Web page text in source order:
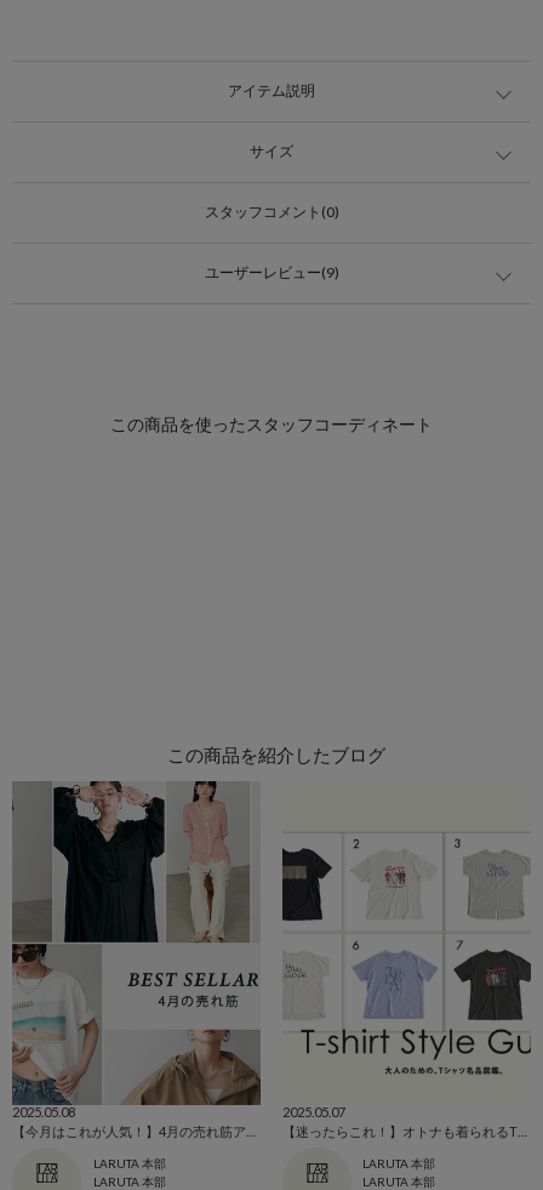
アイテム説明
サイズ
スタッフコメント(0)
ユーザーレビュー(9)
この商品を紹介したブログ
2025.05.08
LARUTA 本部
LARUTA 本部
2025.05.07
【迷ったらこれ！】オトナも着られるTシャツ特集
LARUTA 本部
LARUTA 本部